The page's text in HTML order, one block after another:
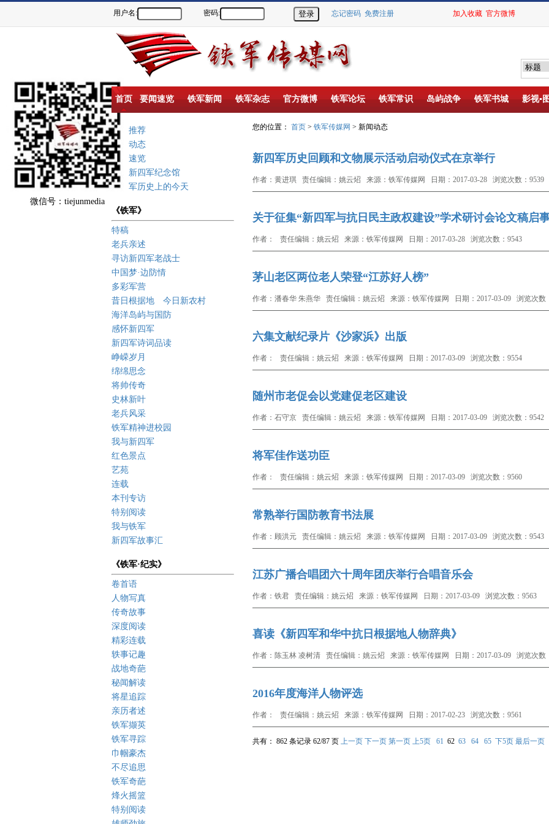
微信号：tiejunmedia
用户名: 密码: 忘记密码 免费注册 加入收藏 官方微博
首页 要闻速览 铁军新闻 铁军杂志 官方微博 铁军论坛 铁军常识 岛屿战争 铁军书城 影视▪
重点推荐
新闻动态
要闻速览
盐城新四军纪念馆
新四军历史上的今天
《铁军》
特稿
老兵亲述
寻访新四军老战士
中国梦·边防情
多彩军营
昔日根据地 今日新农村
海洋岛屿与国防
感怀新四军
新四军诗词品读
峥嵘岁月
绵绵思念
将帅传奇
史林新叶
老兵风采
铁军精神进校园
我与新四军
红色景点
艺苑
连载
本刊专访
特别阅读
我与铁军
新四军故事汇
《铁军·纪实》
卷首语
人物写真
传奇故事
深度阅读
精彩连载
轶事记趣
战地奇葩
秘闻解读
将星追踪
亲历者述
铁军撷英
铁军寻踪
巾帼豪杰
不尽追思
铁军奇葩
烽火摇篮
特别阅读
您的位置： 首页 > 铁军传媒网 > 新闻动态
新四军历史回顾和文物展示活动启动仪式在京举行
作者：黄进琪 责任编辑：姚云炤 来源：铁军传媒网 日期：2017-03-28 浏览次数：9539
关于征集“新四军与抗日民主政权建设”学术研讨会论文稿启
作者： 责任编辑：姚云炤 来源：铁军传媒网 日期：2017-03-28 浏览次数：9543
茅山老区两位老人荣登“江苏好人榜”
作者：潘春华 朱燕华 责任编辑：姚云炤 来源：铁军传媒网 日期：2017-03-09 浏览次数
六集文献纪录片《沙家浜》出版
作者： 责任编辑：姚云炤 来源：铁军传媒网 日期：2017-03-09 浏览次数：9554
随州市老促会以党建促老区建设
作者：石守京 责任编辑：姚云炤 来源：铁军传媒网 日期：2017-03-09 浏览次数：9542
将军佳作送功臣
作者： 责任编辑：姚云炤 来源：铁军传媒网 日期：2017-03-09 浏览次数：9560
常熟举行国防教育书法展
作者：顾洪元 责任编辑：姚云炤 来源：铁军传媒网 日期：2017-03-09 浏览次数：9543
江苏广播合唱团六十周年团庆举行合唱音乐会
作者：铁君 责任编辑：姚云炤 来源：铁军传媒网 日期：2017-03-09 浏览次数：9563
喜读《新四军和华中抗日根据地人物辞典》
作者：陈玉林 凌树清 责任编辑：姚云炤 来源：铁军传媒网 日期：2017-03-09 浏览次数
2016年度海洋人物评选
作者： 责任编辑：姚云炤 来源：铁军传媒网 日期：2017-02-23 浏览次数：9561
共有： 862 条记录 62/87 页 上一页 下一页 第一页 上5页 61 62 63 64 65 下5页 最后一页